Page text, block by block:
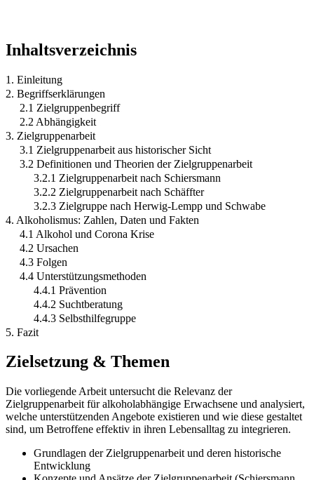
Inhaltsverzeichnis
1. Einleitung
2. Begriffserklärungen
2.1 Zielgruppenbegriff
2.2 Abhängigkeit
3. Zielgruppenarbeit
3.1 Zielgruppenarbeit aus historischer Sicht
3.2 Definitionen und Theorien der Zielgruppenarbeit
3.2.1 Zielgruppenarbeit nach Schiersmann
3.2.2 Zielgruppenarbeit nach Schäffter
3.2.3 Zielgruppe nach Herwig-Lempp und Schwabe
4. Alkoholismus: Zahlen, Daten und Fakten
4.1 Alkohol und Corona Krise
4.2 Ursachen
4.3 Folgen
4.4 Unterstützungsmethoden
4.4.1 Prävention
4.4.2 Suchtberatung
4.4.3 Selbsthilfegruppe
5. Fazit
Zielsetzung & Themen
Die vorliegende Arbeit untersucht die Relevanz der
Zielgruppenarbeit für alkoholabhängige Erwachsene und analysiert,
welche unterstützenden Angebote existieren und wie diese gestaltet
sind, um Betroffene effektiv in ihren Lebensalltag zu integrieren.
Grundlagen der Zielgruppenarbeit und deren historische
Entwicklung